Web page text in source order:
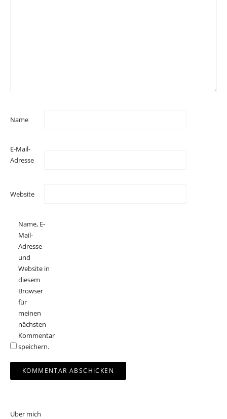
Name
E-Mail-
Adresse
Website
Name, E-
Mail-
Adresse
und
Website in
diesem
Browser
für
meinen
nächsten
Kommentar
speichern.
Über mich